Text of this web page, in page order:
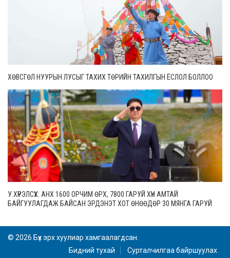
ХӨВСГӨЛ НУУРЫН ЛУСЫГ ТАХИХ ТӨРИЙН ТАХИЛГЫН ЁСЛОЛ БОЛЛОО
У.ХҮРЭЛСҮХ: АНХ 1600 ОРЧИМ ӨРХ, 7800 ГАРУЙ ХҮН АМТАЙ
БАЙГУУЛАГДАЖ БАЙСАН ЭРДЭНЭТ ХОТ ӨНӨӨДӨР 30 МЯНГА ГАРУЙ
© 2026 Бүх эрх хуулиар хамгаалагдсан.
Бидний тухай
Сурталчилгаа байршуулах